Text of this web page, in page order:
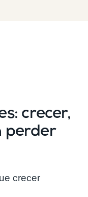
crecer,
perder
crecer